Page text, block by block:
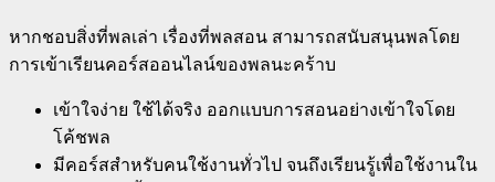
หากชอบสิ่งที่พลเล่า เรื่องที่พลสอน สามารถสนับสนุนพลโดย
การเข้าเรียนคอร์สออนไลน์ของพลนะคร้าบ
เข้าใจง่าย ใช้ได้จริง ออกแบบการสอนอย่างเข้าใจโดย
โค้ชพล
มีคอร์สสำหรับคนใช้งานทั่วไป จนถึงเรียนรู้เพื่อใช้งานใน